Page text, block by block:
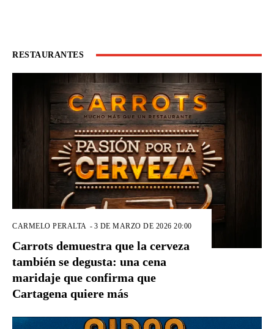
RESTAURANTES
CARMELO PERALTA - 3 DE MARZO DE 2026 20:00
Carrots demuestra que la cerveza
también se degusta: una cena
maridaje que confirma que
Cartagena quiere más